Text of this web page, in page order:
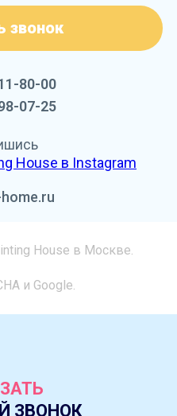
звонок
80-00
07-25
House в Москве.
и Google.
ЗВОНОК